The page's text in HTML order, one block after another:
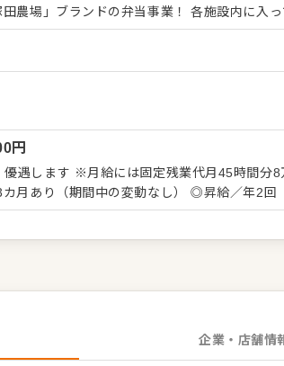
位に入るほどの繁盛店です。当社が大切にし
た食材を、手間ひまかけた調理で最高のお弁
美味しい」と自信を持てる商品だからこそ
に店舗運営全般をお任せしていきます。具体的
売上を左右する発注管理、MD（マーチャンダ
その範囲は多岐にわたります。 ■この仕事の面白さは、
です！ 例えば、どの商品を、どのように見
、翌日の売上にダイレクトに反映されます。
、大きなやりがいとなるはず。これまでの経
円
遇します ※月給には固定残業代月45時間分8
◎試用期間3カ月あり（期間中の変動なし） ◎昇給／年2
企業・店舗情